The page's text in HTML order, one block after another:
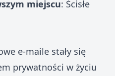
miejscu: Ścisłe
e-maile stały się
prywatności w życiu